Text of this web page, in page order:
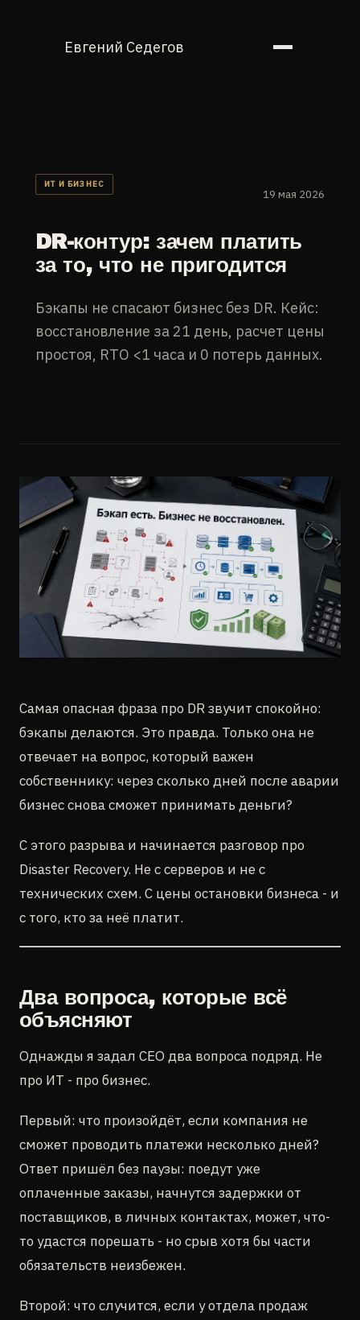
Евгений Седегов
ИТ И БИЗНЕС
19 мая 2026
DR-контур: зачем платить
за то, что не пригодится
Бэкапы не спасают бизнес без DR. Кейс:
восстановление за 21 день, расчет цены
простоя, RTO <1 часа и 0 потерь данных.
Самая опасная фраза про DR звучит спокойно:
бэкапы делаются. Это правда. Только она не
отвечает на вопрос, который важен
собственнику: через сколько дней после аварии
бизнес снова сможет принимать деньги?
С этого разрыва и начинается разговор про
Disaster Recovery. Не с серверов и не с
технических схем. С цены остановки бизнеса - и
с того, кто за неё платит.
Два вопроса, которые всё
объясняют
Однажды я задал CEO два вопроса подряд. Не
про ИТ - про бизнес.
Первый: что произойдёт, если компания не
сможет проводить платежи несколько дней?
Ответ пришёл без паузы: поедут уже
оплаченные заказы, начнутся задержки от
поставщиков, в личных контактах, может, что-
то удастся порешать - но срыв хотя бы части
обязательств неизбежен.
Второй: что случится, если у отдела продаж